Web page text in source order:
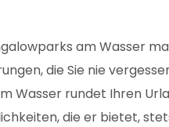
am Wasser
die Sie nie
Wasser rundet Ihren
die er bietet,